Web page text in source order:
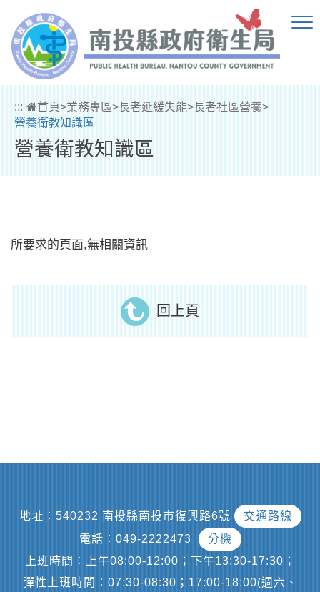
::: 首頁>業務專區>長者延緩失能>長者社區營養>
營養衛教知識區
營養衛教知識區
所要求的頁面,無相關資訊
回上頁
地址︰540232 南投縣南投市復興路6號
交通路線
電話︰049-2222473
分機
上班時間︰上午08:00-12:00；下午13:30-17:30；
彈性上班時間︰07:30-08:30；17:00-18:00(週六、